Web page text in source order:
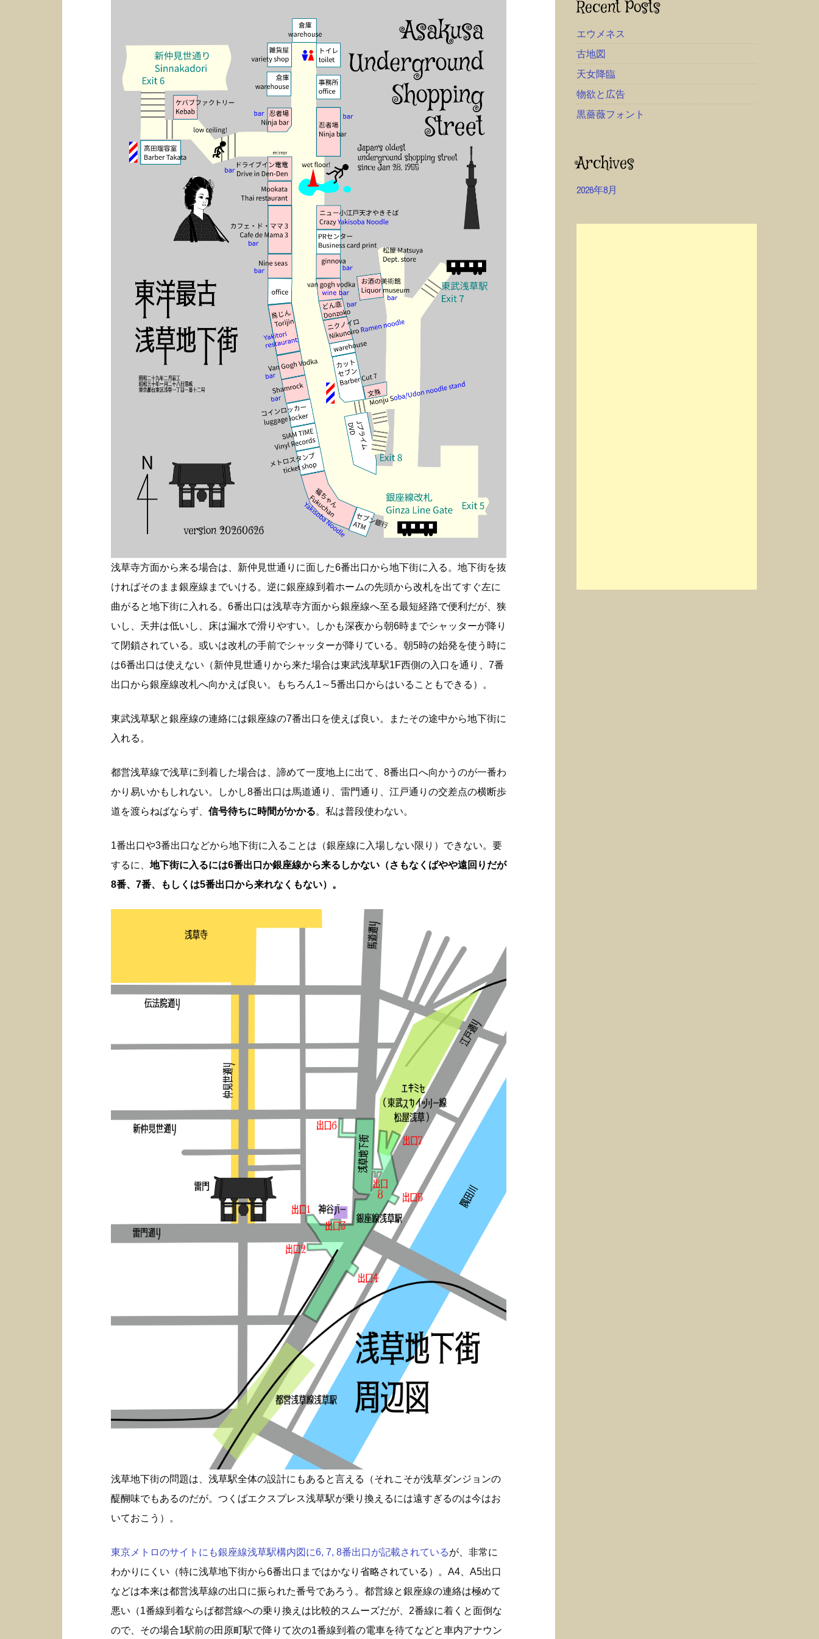
浅草寺方面から来る場合は、新仲見世通りに面した6番出口から地下街に入る。地下街を抜
ければそのまま銀座線までいける。逆に銀座線到着ホームの先頭から改札を出てすぐ左に
曲がると地下街に入れる。6番出口は浅草寺方面から銀座線へ至る最短経路で便利だが、狭
いし、天井は低いし、床は漏水で滑りやすい。しかも深夜から朝6時までシャッターが降り
て閉鎖されている。或いは改札の手前でシャッターが降りている。朝5時の始発を使う時に
は6番出口は使えない（新仲見世通りから来た場合は東武浅草駅1F西側の入口を通り、7番
出口から銀座線改札へ向かえば良い。もちろん1～5番出口からはいることもできる）。
東武浅草駅と銀座線の連絡には銀座線の7番出口を使えば良い。またその途中から地下街に
入れる。
都営浅草線で浅草に到着した場合は、諦めて一度地上に出て、8番出口へ向かうのが一番わ
かり易いかもしれない。しかし8番出口は馬道通り、雷門通り、江戸通りの交差点の横断歩
道を渡らねばならず、 信号待ちに時間がかかる。私は普段使わない。
1番出口や3番出口などから地下街に入ることは（銀座線に入場しない限り）できない。要
するに、 地下街に入るには6番出口か銀座線から来るしかない（さもなくばやや遠回りだが
8番、7番、もしくは5番出口から来れなくもない）。
浅草地下街の問題は、浅草駅全体の設計にもあると言える（それこそが浅草ダンジョンの
醍醐味でもあるのだが。つくばエクスプレス浅草駅が乗り換えるには遠すぎるのは今はお
いておこう）。
東京メトロのサイトにも銀座線浅草駅構内図に6, 7, 8番出口が記載されているが、非常に
わかりにくい（特に浅草地下街から6番出口まではかなり省略されている）。A4、A5出口
などは本来は都営浅草線の出口に振られた番号であろう。都営線と銀座線の連絡は極めて
悪い（1番線到着ならば都営線への乗り換えは比較的スムーズだが、2番線に着くと面倒な
ので、その場合1駅前の田原町駅で降りて次の1番線到着の電車を待てなどと車内アナウン
Recent Posts
エウメネス
古地図
天女降臨
物欲と広告
黒薔薇フォント
Archives
2026年8月